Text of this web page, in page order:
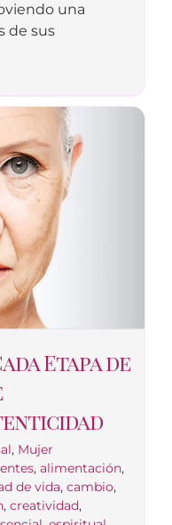
una
de sus
Etapa de
, Mujer
, alimentación,
de vida, cambio,
, creatividad,